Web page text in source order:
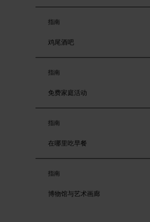
指南
鸡尾酒吧
指南
免费家庭活动
指南
在哪里吃早餐
指南
博物馆与艺术画廊